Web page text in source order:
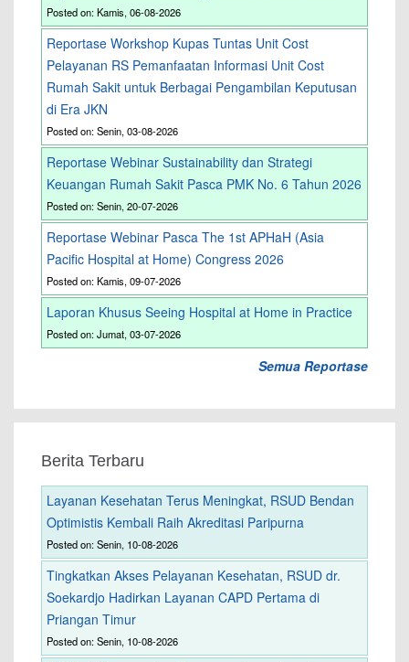
Posted on: Kamis, 06-08-2026
Reportase Workshop Kupas Tuntas Unit Cost
Pelayanan RS Pemanfaatan Informasi Unit Cost
Rumah Sakit untuk Berbagai Pengambilan Keputusan
di Era JKN
Posted on: Senin, 03-08-2026
Reportase Webinar Sustainability dan Strategi
Keuangan Rumah Sakit Pasca PMK No. 6 Tahun 2026
Posted on: Senin, 20-07-2026
Reportase Webinar Pasca The 1st APHaH (Asia
Pacific Hospital at Home) Congress 2026
Posted on: Kamis, 09-07-2026
Laporan Khusus Seeing Hospital at Home in Practice
Posted on: Jumat, 03-07-2026
Semua Reportase
Berita Terbaru
Layanan Kesehatan Terus Meningkat, RSUD Bendan
Optimistis Kembali Raih Akreditasi Paripurna
Posted on: Senin, 10-08-2026
Tingkatkan Akses Pelayanan Kesehatan, RSUD dr.
Soekardjo Hadirkan Layanan CAPD Pertama di
Priangan Timur
Posted on: Senin, 10-08-2026